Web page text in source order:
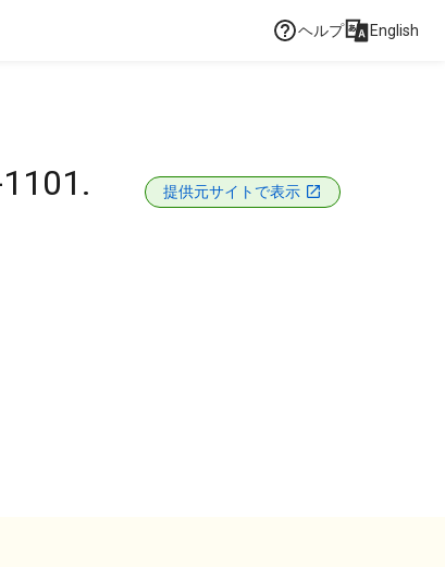
ヘルプ English
提供元サイトで表示